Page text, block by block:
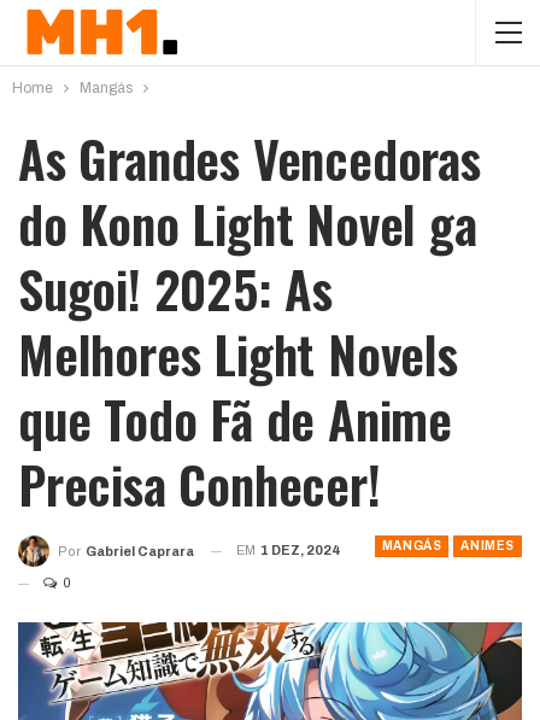
Home Mangás
As Grandes Vencedoras
do Kono Light Novel ga
Sugoi! 2025: As
Melhores Light Novels
que Todo Fã de Anime
Precisa Conhecer!
MANGÁS ANIMES
Por Gabriel Caprara EM 1 DEZ, 2024
0